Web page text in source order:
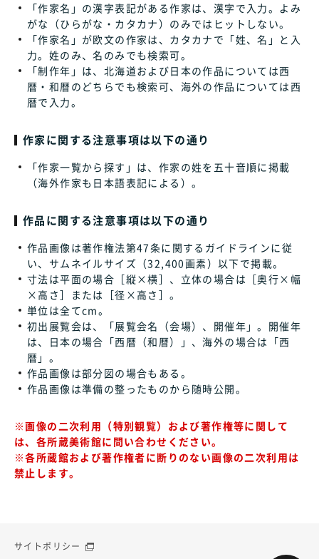
「作家名」の漢字表記がある作家は、漢字で入力。よみ
がな（ひらがな・カタカナ）のみではヒットしない。
「作家名」が欧文の作家は、カタカナで「姓、名」と入
力。姓のみ、名のみでも検索可。
「制作年」は、北海道および日本の作品については西
暦・和暦のどちらでも検索可、海外の作品については西
暦で入力。
作家に関する注意事項は以下の通り
「作家一覧から探す」は、作家の姓を五十音順に掲載
（海外作家も日本語表記による）。
作品に関する注意事項は以下の通り
作品画像は著作権法第47条に関するガイドラインに従
い、サムネイルサイズ（32,400画素）以下で掲載。
寸法は平面の場合［縦×横］、立体の場合は［奥行×幅
×高さ］または［径×高さ］。
単位は全てcm。
初出展覧会は、「展覧会名（会場）、開催年」。開催年
は、日本の場合「西暦（和暦）」、海外の場合は「西
暦」。
作品画像は部分図の場合もある。
作品画像は準備の整ったものから随時公開。
※画像の二次利用（特別観覧）および著作権等に関して
は、各所蔵美術館に問い合わせください。
※各所蔵館および著作権者に断りのない画像の二次利用は
禁止します。
サイトポリシー